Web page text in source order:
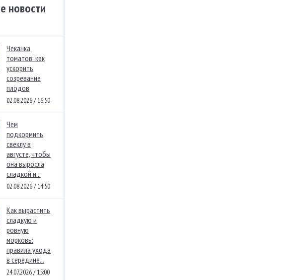
новости
Чеканка
томатов: как
ускорить
созревание
плодов
02.08.2026 / 16:50
Чем
подкормить
свеклу в
августе, чтобы
она выросла
сладкой и...
02.08.2026 / 14:50
Как вырастить
сладкую и
ровную
морковь:
правила ухода
в середине...
24.07.2026 / 15:00